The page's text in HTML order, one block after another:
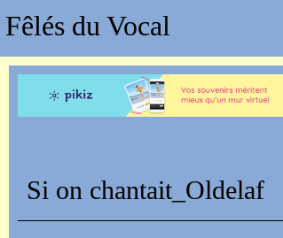
du Vocal
Si on chantait_Oldelaf